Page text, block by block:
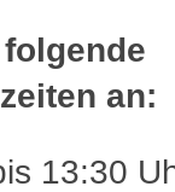
an:
13:30